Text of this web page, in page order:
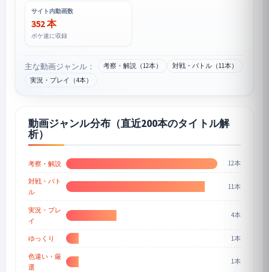
サイト内動画数
352 本
ポケ速に収録
主な動画ジャンル： 考察・解説（12本）
対戦・バトル（11本）
実況・プレイ（4本）
動画ジャンル分布（直近200本のタイトル解
析）
考察・解説 12本
対戦・バト
ル
11本
実況・プレ
イ
4本
ゆっくり 1本
色違い・厳
選
1本